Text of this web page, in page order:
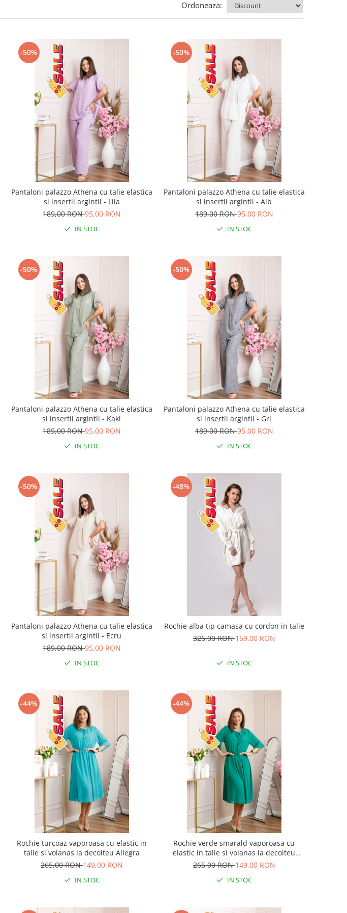
Ordoneaza:
-50%
Pantaloni palazzo Athena cu talie elastica
si insertii argintii - Lila
189,00 RON95,00 RON
IN STOC
-50%
Pantaloni palazzo Athena cu talie elastica
si insertii argintii - Alb
189,00 RON95,00 RON
IN STOC
-50%
Pantaloni palazzo Athena cu talie elastica
si insertii argintii - Kaki
189,00 RON95,00 RON
IN STOC
-50%
Pantaloni palazzo Athena cu talie elastica
si insertii argintii - Gri
189,00 RON95,00 RON
IN STOC
-50%
Pantaloni palazzo Athena cu talie elastica
si insertii argintii - Ecru
189,00 RON95,00 RON
IN STOC
-48%
Rochie alba tip camasa cu cordon in talie
326,00 RON169,00 RON
IN STOC
-44%
Rochie turcoaz vaporoasa cu elastic in
talie si volanas la decolteu Allegra
265,00 RON149,00 RON
IN STOC
-44%
Rochie verde smarald vaporoasa cu
elastic in talie si volanas la decolteu
Allegra
265,00 RON149,00 RON
IN STOC